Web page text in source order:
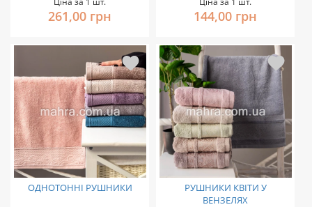
261,00 грн 144,00 грн
ОДНОТОННІ РУШНИКИ
РУШНИКИ КВІТИ У
ВЕНЗЕЛЯХ